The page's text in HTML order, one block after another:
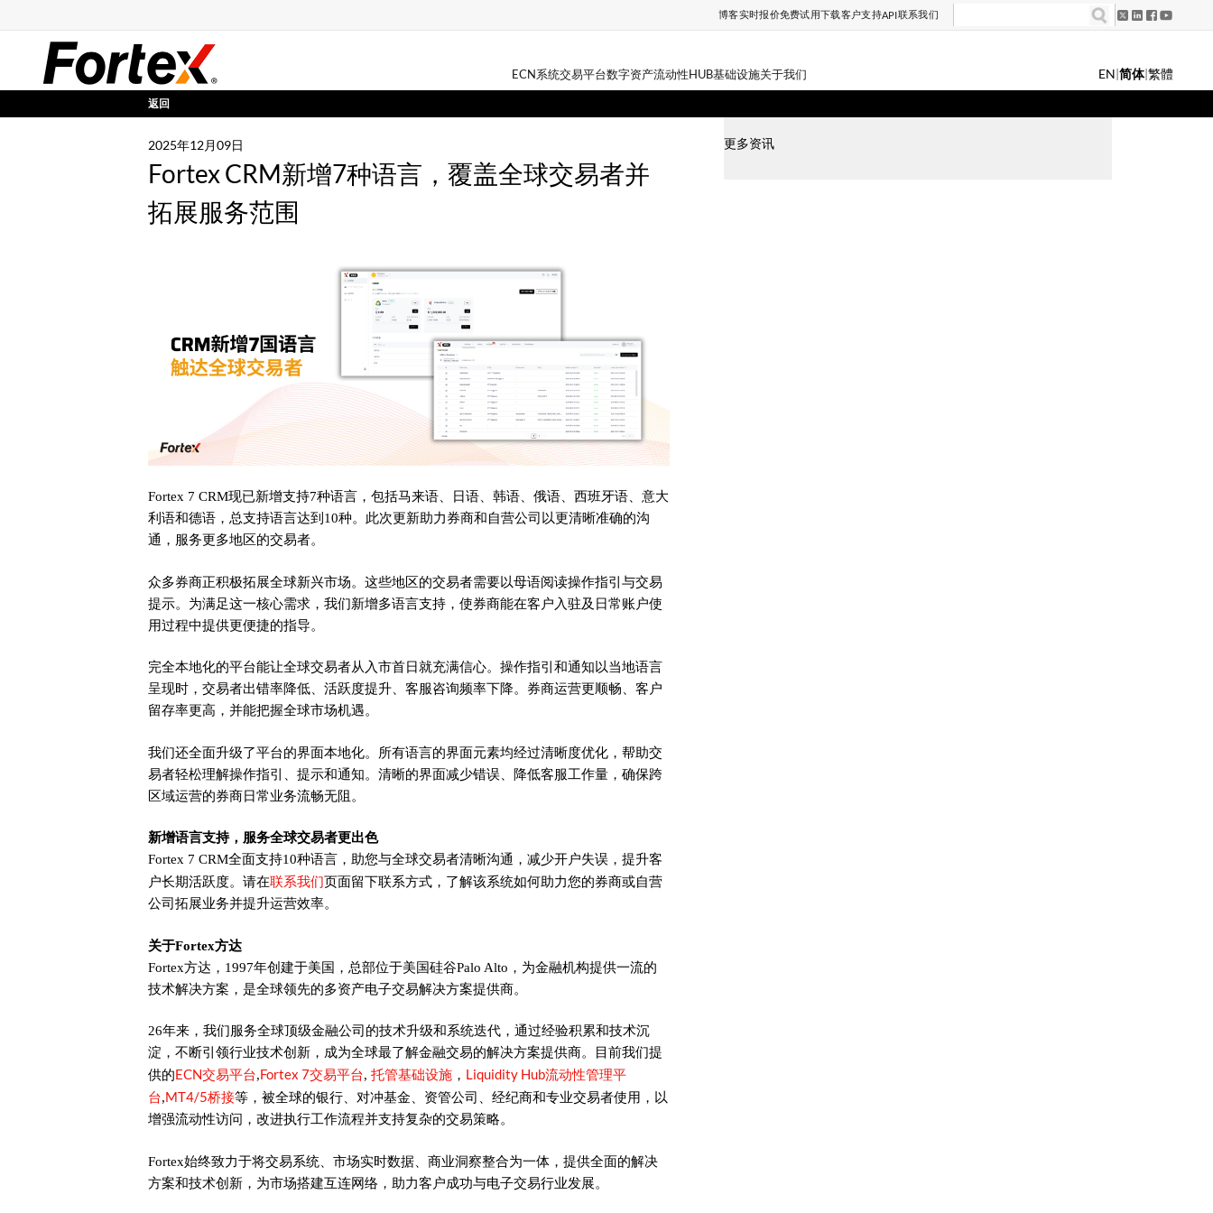
博客实时报价免费试用下载客户支持API联系我们
ECN系统交易平台数字资产流动性HUB基础设施关于我们 EN|简体|繁體
返回
2025年12月09日
Fortex CRM新增7种语言，覆盖全球交易者并
拓展服务范围
Fortex 7 CRM现已新增支持7种语言，包括马来语、日语、韩语、俄语、西班牙语、意大
利语和德语，总支持语言达到10种。此次更新助力券商和自营公司以更清晰准确的沟
通，服务更多地区的交易者。
众多券商正积极拓展全球新兴市场。这些地区的交易者需要以母语阅读操作指引与交易
提示。为满足这一核心需求，我们新增多语言支持，使券商能在客户入驻及日常账户使
用过程中提供更便捷的指导。
完全本地化的平台能让全球交易者从入市首日就充满信心。操作指引和通知以当地语言
呈现时，交易者出错率降低、活跃度提升、客服咨询频率下降。券商运营更顺畅、客户
留存率更高，并能把握全球市场机遇。
我们还全面升级了平台的界面本地化。所有语言的界面元素均经过清晰度优化，帮助交
易者轻松理解操作指引、提示和通知。清晰的界面减少错误、降低客服工作量，确保跨
区域运营的券商日常业务流畅无阻。
新增语言支持，服务全球交易者更出色
Fortex 7 CRM全面支持10种语言，助您与全球交易者清晰沟通，减少开户失误，提升客
户长期活跃度。请在联系我们页面留下联系方式，了解该系统如何助力您的券商或自营
公司拓展业务并提升运营效率。
关于Fortex方达
Fortex方达，1997年创建于美国，总部位于美国硅谷Palo Alto，为金融机构提供一流的
技术解决方案，是全球领先的多资产电子交易解决方案提供商。
26年来，我们服务全球顶级金融公司的技术升级和系统迭代，通过经验积累和技术沉
淀，不断引领行业技术创新，成为全球最了解金融交易的解决方案提供商。目前我们提
供的ECN交易平台,Fortex 7交易平台, 托管基础设施 ， Liquidity Hub流动性管理平
台,MT4/5桥接等，被全球的银行、对冲基金、资管公司、经纪商和专业交易者使用，以
增强流动性访问，改进执行工作流程并支持复杂的交易策略。
Fortex始终致力于将交易系统、市场实时数据、商业洞察整合为一体，提供全面的解决
方案和技术创新，为市场搭建互连网络，助力客户成功与电子交易行业发展。
更多资讯